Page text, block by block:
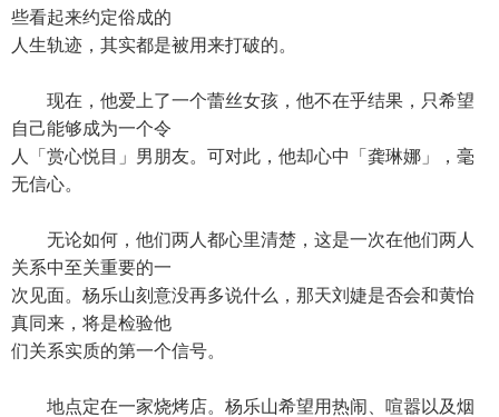
些看起来约定俗成的
人生轨迹，其实都是被用来打破的。
现在，他爱上了一个蕾丝女孩，他不在乎结果，只希望
自己能够成为一个令
人「赏心悦目」男朋友。可对此，他却心中「龚琳娜」，毫
无信心。
无论如何，他们两人都心里清楚，这是一次在他们两人
关系中至关重要的一
次见面。杨乐山刻意没再多说什么，那天刘婕是否会和黄怡
真同来，将是检验他
们关系实质的第一个信号。
地点定在一家烧烤店。杨乐山希望用热闹、喧嚣以及烟